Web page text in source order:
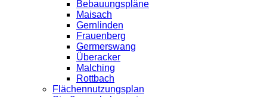
Bebauungspläne
Maisach
Gernlinden
Frauenberg
Germerswang
Überacker
Malching
Rottbach
Flächennutzungsplan